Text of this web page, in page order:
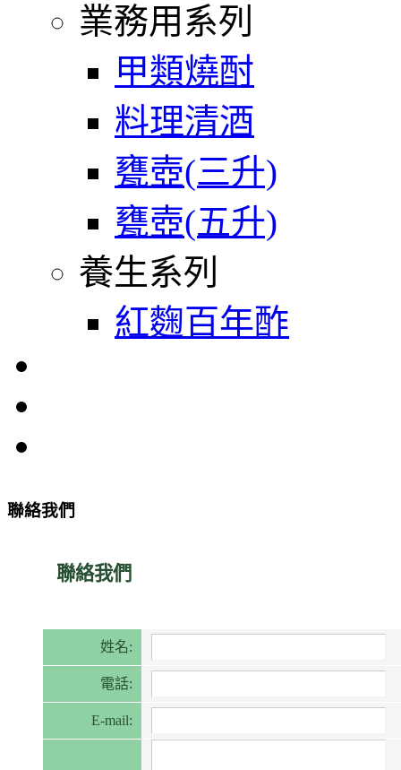
業務用系列
甲類燒酎
料理清酒
甕壺(三升)
甕壺(五升)
養生系列
紅麴百年酢
聯絡我們
聯絡我們
姓名:
電話:
E-mail: